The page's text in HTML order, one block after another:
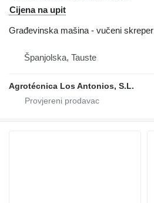
Cijena na upit
Građevinska mašina - vučeni skreper
Španjolska, Tauste
Agrotécnica Los Antonios, S.L.